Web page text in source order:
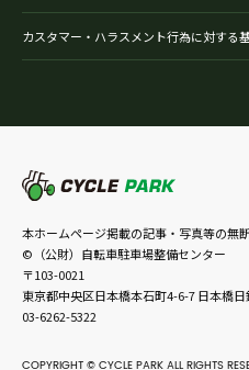
カスタマー・ハラスメント行為に対する
本ホームページ掲載の記事・写真等の無
©（公財）自転車駐車場整備センター
〒103-0021
東京都中央区日本橋本石町4-6-7 日本橋
03-6262-5322
COPYRIGHT © CYCLE PARK ALL RIGHTS